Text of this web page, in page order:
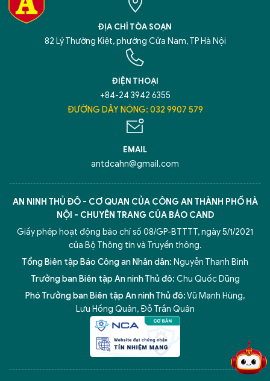
ĐỊA CHỈ TÒA SOẠN
82 Lý Thường Kiệt, phường Cửa Nam, TP Hà Nội
ĐIỆN THOẠI
+84-24 3942 6355
ĐƯỜNG DÂY NÓNG: 032 9907 579
EMAIL
antdcahn@gmail.com
AN NINH THỦ ĐÔ - CƠ QUAN CỦA CÔNG AN THÀNH PHỐ HÀ
NỘI - CHUYÊN TRANG CỦA BÁO CAND
Giấy phép hoạt động báo chí số 08/GP-BTTTT, ngày 5/1/2021
của Bộ Thông tin và Truyền thông.
Tổng Biên tập Báo Công an Nhân dân: Nguyễn Thanh Bình
Trưởng ban Biên tập An ninh Thủ đô: Chu Quốc Dũng
Phó Trưởng ban Biên tập An ninh Thủ đô:Vũ Mạnh Hùng,
Lưu Hồng Quân, Đỗ Trần Quân
5 điểm nghẽn của Hà Nội giải pháp xử lý điểm nghẽn của